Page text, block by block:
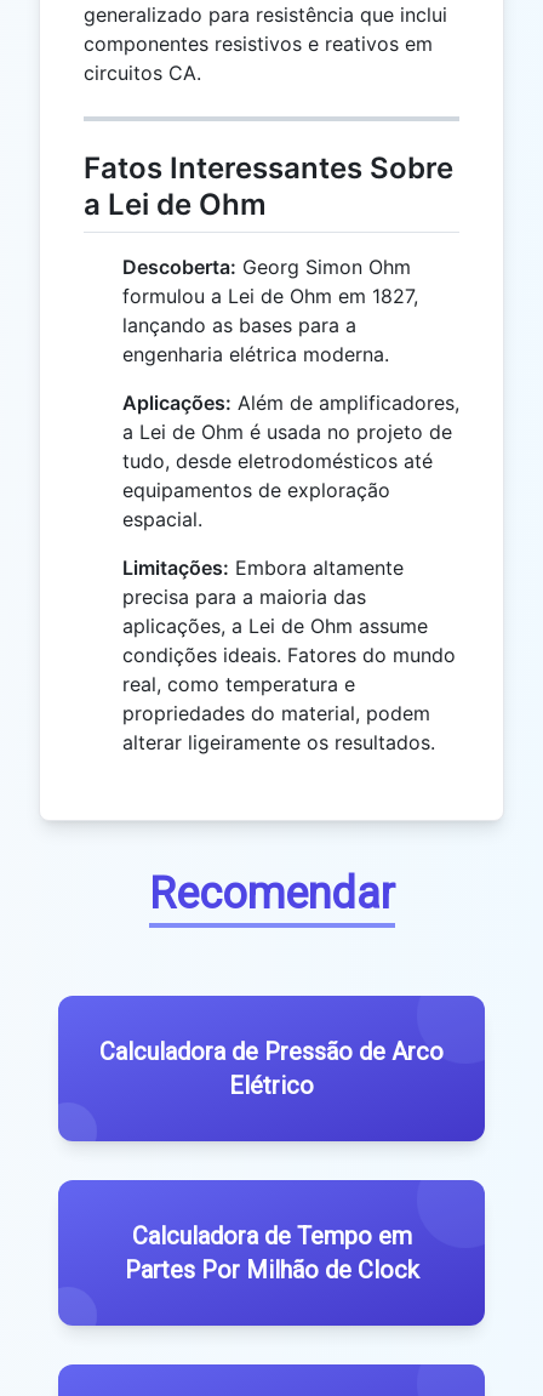
generalizado para resistência que inclui
componentes resistivos e reativos em
circuitos CA.
Fatos Interessantes Sobre
a Lei de Ohm
Descoberta: Georg Simon Ohm
formulou a Lei de Ohm em 1827,
lançando as bases para a
engenharia elétrica moderna.
Aplicações: Além de amplificadores,
a Lei de Ohm é usada no projeto de
tudo, desde eletrodomésticos até
equipamentos de exploração
espacial.
Limitações: Embora altamente
precisa para a maioria das
aplicações, a Lei de Ohm assume
condições ideais. Fatores do mundo
real, como temperatura e
propriedades do material, podem
alterar ligeiramente os resultados.
Recomendar
Calculadora de Pressão de Arco
Elétrico
Calculadora de Tempo em
Partes Por Milhão de Clock